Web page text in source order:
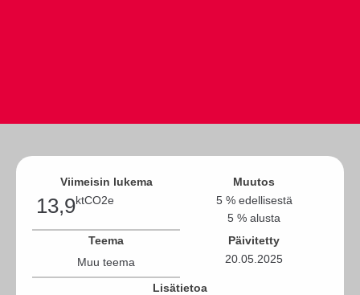
Viimeisin lukema
13,9ktCO2e
Muutos
5 % edellisestä
5 % alusta
Teema
Muu teema
Päivitetty
20.05.2025
Lisätietoa